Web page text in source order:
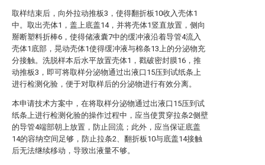
取样结束后，向外拉动推板3，使得翻折板10收入壳体1
中。取出壳体1，盖上底盖14，并将壳体1竖直放置，侧向
掰断塑料折棒6，使得储液囊7中的缓冲液沿着导管4流入
壳体1底部，晃动壳体1使得缓冲液与棉条13上的分泌物充
分接触。洗脱样本后水平放置壳体1，戳破密封膜16，推
动推板3，即可将取样分泌物通过出液口15压到试纸条上
进行检测化验，便于对取样后的分泌物进行有效分离。
本申请技术方案中，在将取样分泌物通过出液口15压到试
纸条上进行检测化验的操作过程中，应当使贯穿拉条2侧壁
的导管4端部朝上放置，防止回流；此外，应当保证底盖
14的容纳空间足够，防止拉条2、翻折板10与底盖14接触
后无法继续移动，导致出液量不够。